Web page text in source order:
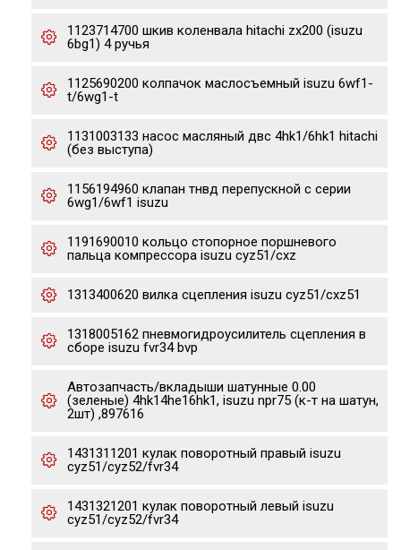
1123714700 шкив коленвала hitachi zx200 (isuzu
6bg1) 4 ручья
1125690200 колпачок маслосъемный isuzu 6wf1-
t/6wg1-t
1131003133 насос масляный двс 4hk1/6hk1 hitachi
(без выступа)
1156194960 клапан тнвд перепускной с серии
6wg1/6wf1 isuzu
1191690010 кольцо стопорное поршневого
пальца компрессора isuzu cyz51/cxz
1313400620 вилка сцепления isuzu cyz51/cxz51
1318005162 пневмогидроусилитель сцепления в
сборе isuzu fvr34 bvp
Автозапчасть/вкладыши шатунные 0.00
(зеленые) 4hk14he16hk1, isuzu npr75 (к-т на шатун,
2шт) ,897616
1431311201 кулак поворотный правый isuzu
cyz51/cyz52/fvr34
1431321201 кулак поворотный левый isuzu
cyz51/cyz52/fvr34